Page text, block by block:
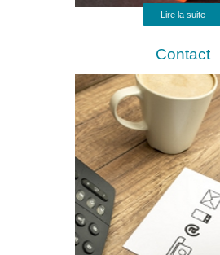
Lire la suite
Contact